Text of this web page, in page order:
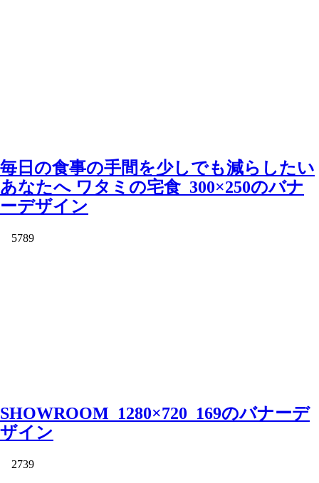
毎日の食事の手間を少しでも減らしたい
あなたへ ワタミの宅食_300×250のバナ
ーデザイン
5789
SHOWROOM_1280×720_169のバナーデ
ザイン
2739